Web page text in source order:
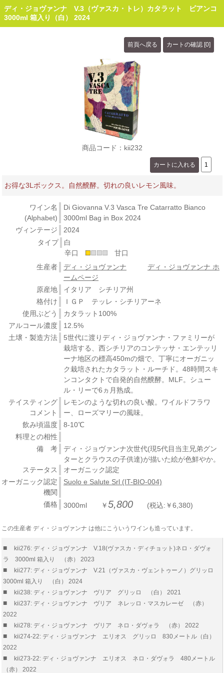
ディ・ジョヴァンナ V.3（ヴァスカ・トレ）カタラット ビアンコ
3000ml 箱入り（白） 2024
商品コード：kii232
お得な3Lボックス。自然醗酵。切れの良いレモン風味。
ワイン名
(Alphabet)
Di Giovanna V.3 Vasca Tre Catarratto Bianco
3000ml Bag in Box 2024
ヴィンテージ
2024
タイプ
白
辛口
甘口
生産者
ディ・ジョヴァンナ
ディ・ジョヴァンナ ホ
ームページ
原産地
イタリア シチリア州
格付け
ＩＧＰ テッレ・シチリアーネ
使用ぶどう
カタラット100%
アルコール濃度
12.5%
土壌・製造方法
5世代に渡りディ・ジョヴァンナ・ファミリーが
栽培する、西シチリアのコンテッサ・エンテッリ
ーナ地区の標高450mの畑で、丁寧にオーガニッ
ク栽培されたカタラット・ルーチド。48時間スキ
ンコンタクトで自発的自然醗酵。MLF。シュー
ル・リーで6ヵ月熟成。
テイスティング
コメント
レモンのような切れの良い酸。ワイルドフラワ
ー、ローズマリーの風味。
飲み頃温度
8-10℃
料理との相性
備 考
ディ・ジョヴァンナ次世代(現5代目当主兄弟グン
ターとクラウスの子供達)が描いた絵が色鮮やか。
ステータス
オーガニック認定
オーガニック認定
機関
Suolo e Salute Srl (IT-BIO-004)
価格 3000ml ￥5,800 (税込:￥6,380)
この生産者 ディ・ジョヴァンナ は他にこういうワインも造っています。
■
kii276: ディ・ジョヴァンナ V.18(ヴァスカ・ディチョット)ネロ・ダヴォ
ラ 3000ml 箱入り （赤） 2023
■
kii277: ディ・ジョヴァンナ V.21（ヴァスカ・ヴェントゥーノ）グリッロ
3000ml 箱入り （白） 2024
■ kii238: ディ・ジョヴァンナ ヴリア グリッロ （白） 2021
■
kii237: ディ・ジョヴァンナ ヴリア ネレッロ・マスカレーゼ （赤）
2022
■ kii278: ディ・ジョヴァンナ ヴリア ネロ・ダヴォラ （赤） 2022
■
kii274-22: ディ・ジョヴァンナ エリオス グリッロ 830メートル（白）
2022
■
kii273-22: ディ・ジョヴァンナ エリオス ネロ・ダヴォラ 480メートル
（赤） 2022